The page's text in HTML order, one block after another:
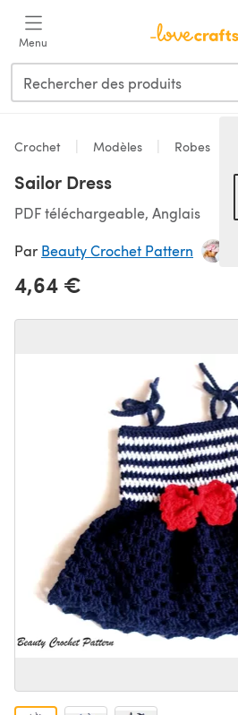
Menu
Crochet Modèles Robes
Sailor Dress
PDF téléchargeable, Anglais
Par Beauty Crochet Pattern
4,64 €